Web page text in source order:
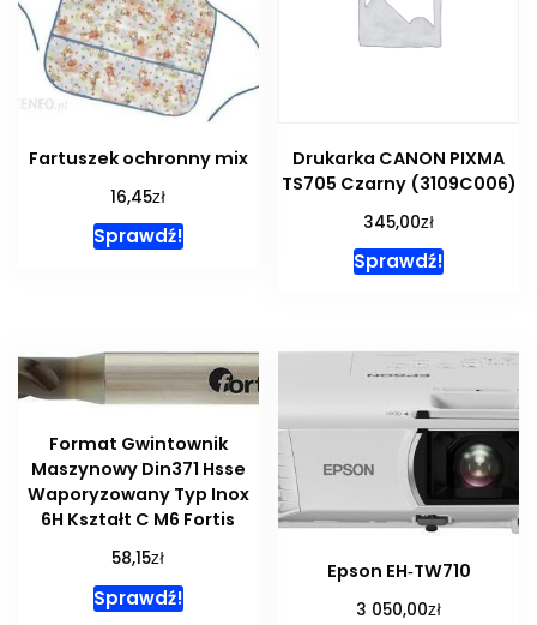
Fartuszek ochronny mix
16,45zł
Sprawdź!
Drukarka CANON PIXMA
TS705 Czarny (3109C006)
345,00zł
Sprawdź!
Format Gwintownik
Maszynowy Din371 Hsse
Waporyzowany Typ Inox
6H Kształt C M6 Fortis
58,15zł
Sprawdź!
Epson EH‑TW710
3 050,00zł